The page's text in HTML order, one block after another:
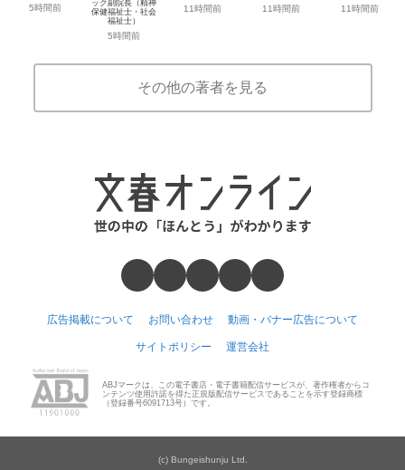
5時間前
ック副院長（精神
保健福祉士・社会
福祉士）
5時間前
11時間前 11時間前 11時間前
その他の著者を見る
広告掲載について お問い合わせ 動画・バナー広告について
サイトポリシー 運営会社
ABJマークは、この電子書店・電子書籍配信サービスが、著作権者からコ
ンテンツ使用許諾を得た正規版配信サービスであることを示す登録商標
（登録番号6091713号）です。
(c) Bungeishunju Ltd.